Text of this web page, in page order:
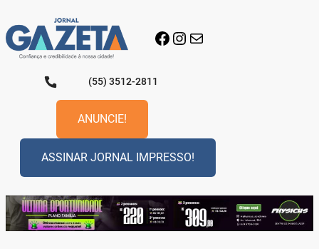
para
o
conteúdo
Facebook
Instagram
E-mail
(55) 3512-2811
ANUNCIE!
ASSINAR JORNAL IMPRESSO!